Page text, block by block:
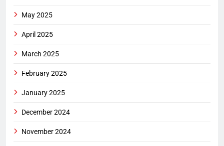
May 2025
April 2025
March 2025
February 2025
January 2025
December 2024
November 2024